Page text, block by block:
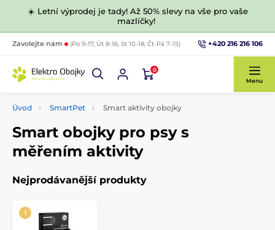
☀️ Letní výprodej je tady! Až 50% slevy na vše pro vaše
mazlíčky!
Zavolejte nám (Po 9-17, Út 8-16, St 10-18, Čt-Pá 7-15) +420 216 216 106
0
Menu
Úvod SmartPet Smart aktivity obojky
Smart obojky pro psy s
měřením aktivity
Nejprodávanější produkty